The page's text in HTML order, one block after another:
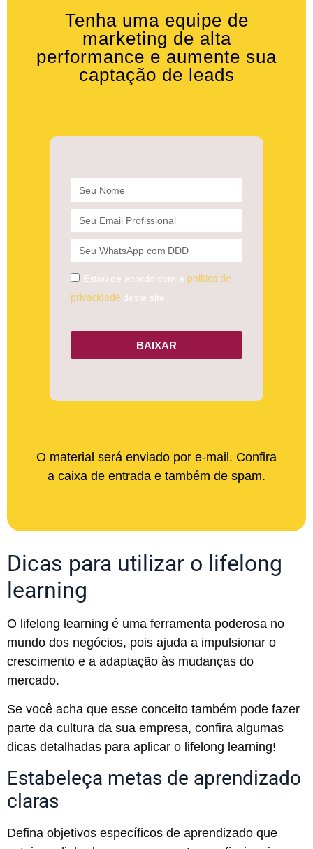
Tenha uma equipe de
marketing de alta
performance e aumente sua
captação de leads
Estou de acordo com a política de
privacidadedeste site.
BAIXAR
O material será enviado por e-mail. Confira
a caixa de entrada e também de spam.
Dicas para utilizar o lifelong
learning
O lifelong learning é uma ferramenta poderosa no
mundo dos negócios, pois ajuda a impulsionar o
crescimento e a adaptação às mudanças do
mercado.
Se você acha que esse conceito também pode fazer
parte da cultura da sua empresa, confira algumas
dicas detalhadas para aplicar o lifelong learning!
Estabeleça metas de aprendizado
claras
Defina objetivos específicos de aprendizado que